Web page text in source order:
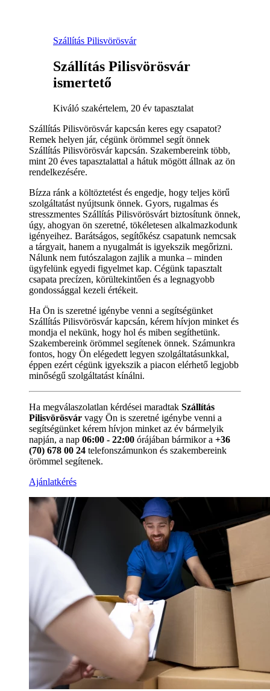
Szállítás Pilisvörösvár
Szállítás Pilisvörösvár
ismertető
Kiváló szakértelem, 20 év tapasztalat
Szállítás Pilisvörösvár kapcsán keres egy csapatot?
Remek helyen jár, cégünk örömmel segít önnek
Szállítás Pilisvörösvár kapcsán. Szakembereink több,
mint 20 éves tapasztalattal a hátuk mögött állnak az ön
rendelkezésére.
Bízza ránk a költöztetést és engedje, hogy teljes körű
szolgáltatást nyújtsunk önnek. Gyors, rugalmas és
stresszmentes Szállítás Pilisvörösvárt biztosítunk önnek,
úgy, ahogyan ön szeretné, tökéletesen alkalmazkodunk
igényeihez. Barátságos, segítőkész csapatunk nemcsak
a tárgyait, hanem a nyugalmát is igyekszik megőrizni.
Nálunk nem futószalagon zajlik a munka – minden
ügyfelünk egyedi figyelmet kap. Cégünk tapasztalt
csapata precízen, körültekintően és a legnagyobb
gondossággal kezeli értékeit.
Ha Ön is szeretné igénybe venni a segítségünket
Szállítás Pilisvörösvár kapcsán, kérem hívjon minket és
mondja el nekünk, hogy hol és miben segíthetünk.
Szakembereink örömmel segítenek önnek. Számunkra
fontos, hogy Ön elégedett legyen szolgáltatásunkkal,
éppen ezért cégünk igyekszik a piacon elérhető legjobb
minőségű szolgáltatást kínálni.
Ha megválaszolatlan kérdései maradtak Szállítás
Pilisvörösvár vagy Ön is szeretné igénybe venni a
segítségünket kérem hívjon minket az év bármelyik
napján, a nap 06:00 - 22:00 órájában bármikor a +36
(70) 678 00 24 telefonszámunkon és szakembereink
örömmel segítenek.
Ajánlatkérés